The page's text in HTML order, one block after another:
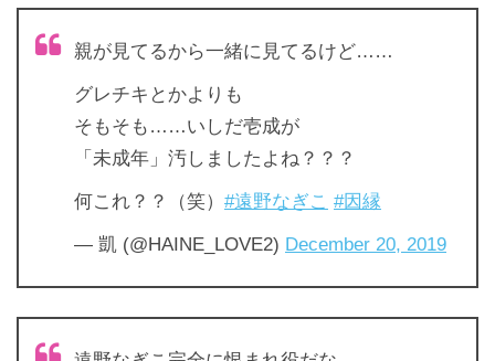
親が見てるから一緒に見てるけど……
グレチキとかよりも
そもそも……いしだ壱成が
「未成年」汚しましたよね？？？
何これ？？（笑） #遠野なぎこ #因縁
— 凱 (@HAINE_LOVE2) December 20, 2019